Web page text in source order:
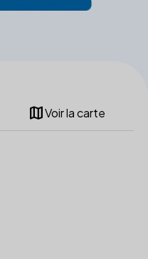
mapVoir la carte